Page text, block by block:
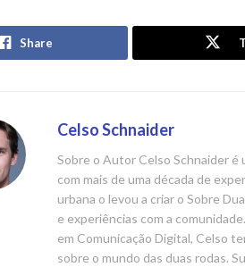
Share
Celso Schnaider
Sobre o Autor Celso Schnaider é
com mais de uma década de
urbana o levou a criar o Sobre
e experiências com a
em Comunicação Digital, Celso
sobre o mundo das duas rodas.